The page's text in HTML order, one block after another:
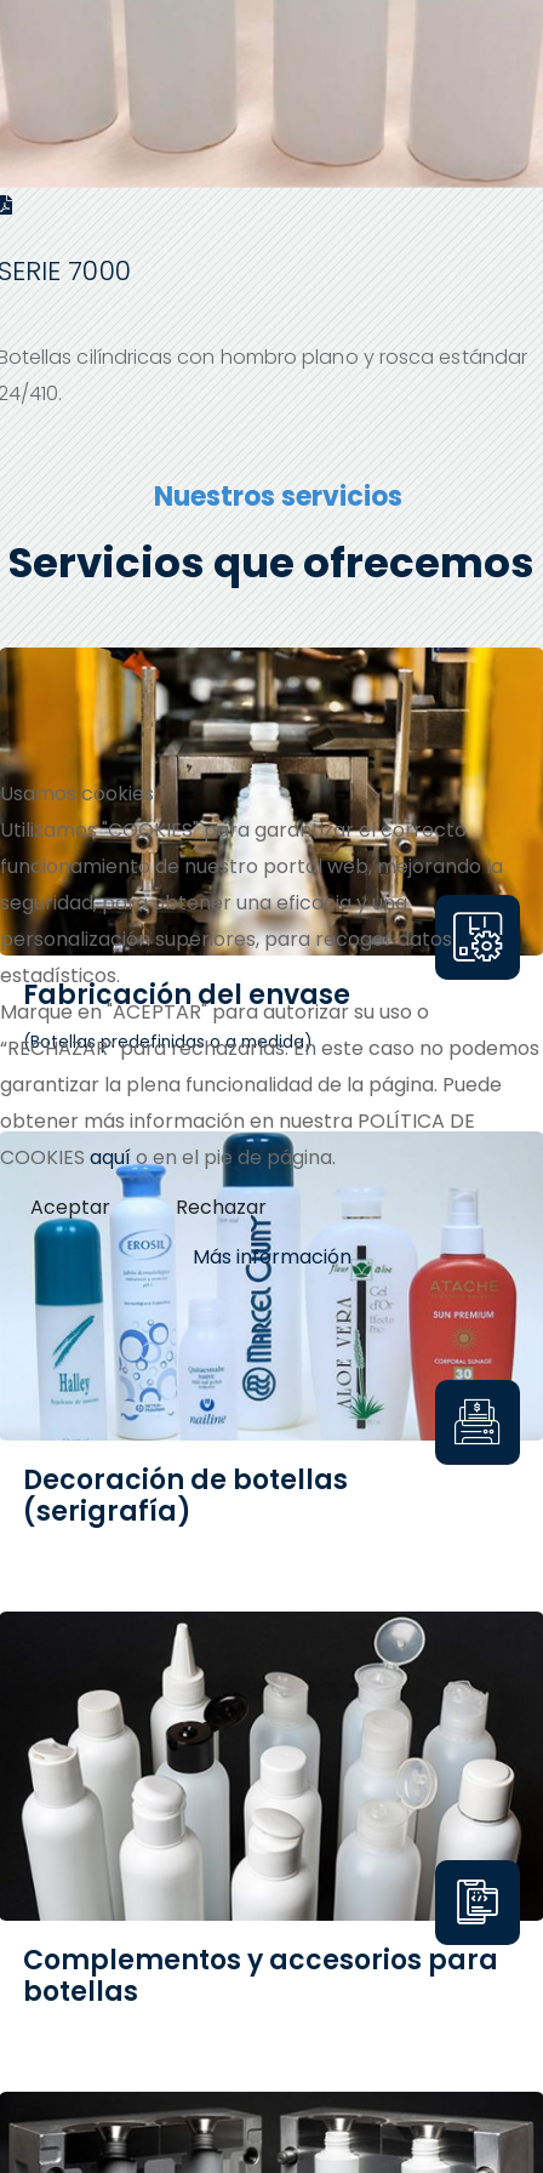
7000
cilíndricas con hombro plano y rosca estándar
410.
Nuestros servicios
Servicios que ofrecemos
Fabricación del envase
(Botellas predefinidas o a medida)
Decoración de botellas
(serigrafía)
Complementos y accesorios para
botellas
Usamos cookies
Utilizamos "COOKIES" para garantizar el correcto
funcionamiento de nuestro portal web, mejorando la
seguridad, para obtener una eficacia y una
personalización superiores, para recoger datos
estadísticos.
Marque en "ACEPTAR" para autorizar su uso o
“RECHAZAR” para rechazarlas. En este caso no podemos
garantizar la plena funcionalidad de la página. Puede
obtener más información en nuestra POLÍTICA DE
COOKIES aquío en el pie de página.
Aceptar
Rechazar
Más información